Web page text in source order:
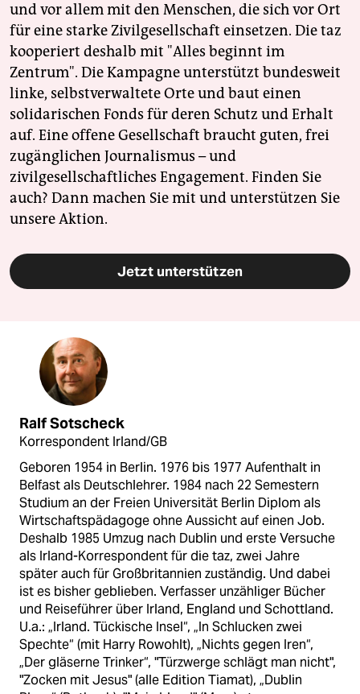
und vor allem mit den Menschen, die sich vor Ort
für eine starke Zivilgesellschaft einsetzen. Die taz
kooperiert deshalb mit "Alles beginnt im
Zentrum". Die Kampagne unterstützt bundesweit
linke, selbstverwaltete Orte und baut einen
solidarischen Fonds für deren Schutz und Erhalt
auf. Eine offene Gesellschaft braucht guten, frei
zugänglichen Journalismus – und
zivilgesellschaftliches Engagement. Finden Sie
auch? Dann machen Sie mit und unterstützen Sie
unsere Aktion.
Jetzt unterstützen
Ralf Sotscheck
Korrespondent Irland/GB
Geboren 1954 in Berlin. 1976 bis 1977 Aufenthalt in
Belfast als Deutschlehrer. 1984 nach 22 Semestern
Studium an der Freien Universität Berlin Diplom als
Wirtschaftspädagoge ohne Aussicht auf einen Job.
Deshalb 1985 Umzug nach Dublin und erste Versuche
als Irland-Korrespondent für die taz, zwei Jahre
später auch für Großbritannien zuständig. Und dabei
ist es bisher geblieben. Verfasser unzähliger Bücher
und Reiseführer über Irland, England und Schottland.
U.a.: „Irland. Tückische Insel“, „In Schlucken zwei
Spechte“ (mit Harry Rowohlt), „Nichts gegen Iren“,
„Der gläserne Trinker“, "Türzwerge schlägt man nicht",
"Zocken mit Jesus" (alle Edition Tiamat), „Dublin